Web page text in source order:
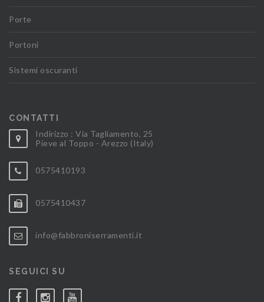
Porte
Portoni
Sistemi oscuranti
CONTATTI
Indirizzo : Via Tagliamento, 25
Pieve al Toppo - Arezzo (Italy)
0575410193
0575410437
info@fabbroniserramenti.it
SEGUICI SU